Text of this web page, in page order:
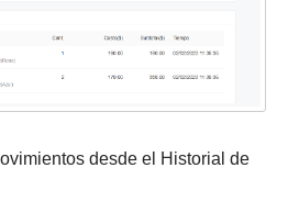
desde el Historial de